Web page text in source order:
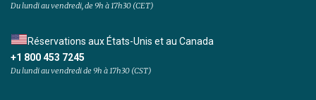
Du lundi au vendredi, de 9h à 17h30 (CET)
Réservations aux États-Unis et au Canada
+1 800 453 7245
Du lundi au vendredi de 9h à 17h30 (CST)